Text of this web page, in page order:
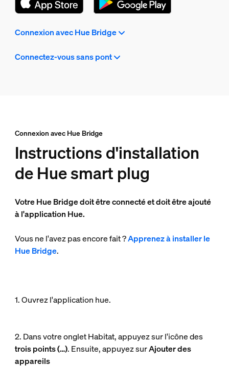
Connexion avec Hue Bridge
Connectez-vous sans pont
Connexion avec Hue Bridge
Instructions d'installation
de Hue smart plug
Votre Hue Bridge doit être connecté et doit être ajouté
à l'application Hue.
Vous ne l'avez pas encore fait ?Apprenez à installer le
Hue Bridge.
1. Ouvrez l'application hue.
2. Dans votre onglet Habitat, appuyez sur l'icône des
trois points (…). Ensuite, appuyez surAjouter des
appareils